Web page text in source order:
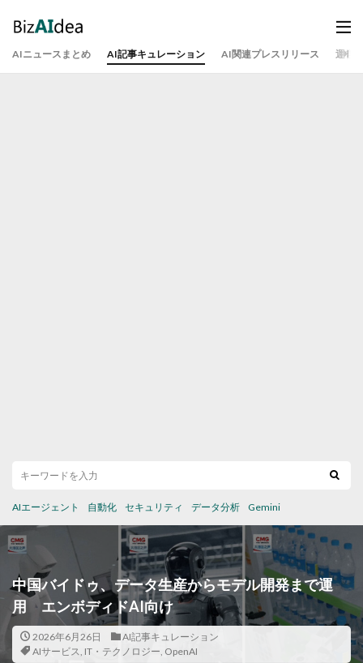
AIニュースまとめ AI記事キュレーション AI関連プレスリリース 運営
AIエージェント 自動化 セキュリティ データ分析 Gemini
中国バイドゥ、データ生産からモデル開発まで運
用 エンボディドAI向け
2026年6月26日
AI記事キュレーション
AIサービス, IT・テクノロジー, OpenAI